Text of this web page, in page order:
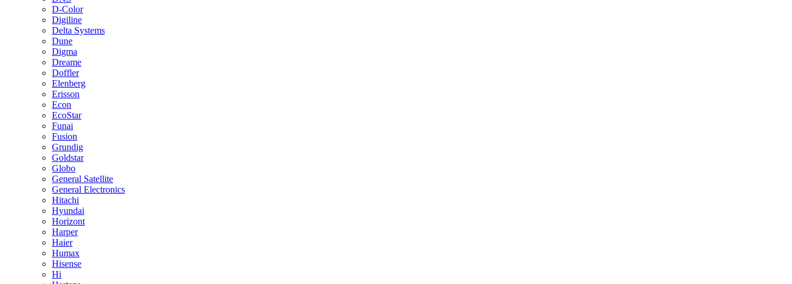
D-Color
Digiline
Delta Systems
Dune
Digma
Dreame
Doffler
Elenberg
Erisson
Econ
EcoStar
Funai
Fusion
Grundig
Goldstar
Globo
General Satellite
General Electronics
Hitachi
Hyundai
Horizont
Harper
Haier
Humax
Hisense
Hi